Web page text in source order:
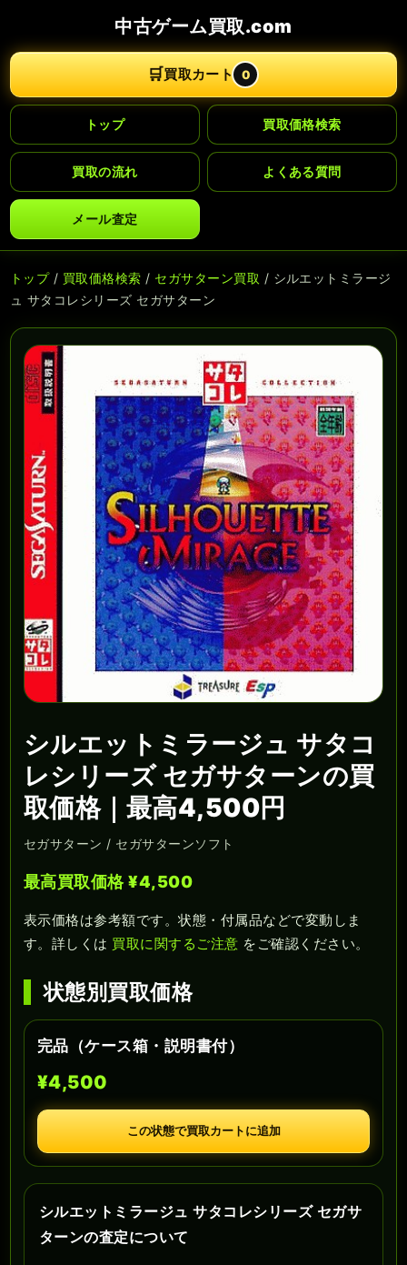
中古ゲーム買取.com
🛒買取カート 0
トップ 買取価格検索
買取の流れ よくある質問
メール査定
トップ/ 買取価格検索 / セガサターン買取 / シルエットミラージ
ュ サタコレシリーズ セガサターン
シルエットミラージュ サタコ
レシリーズ セガサターンの買
取価格｜最高4,500円
セガサターン / セガサターンソフト
最高買取価格 ¥4,500
表示価格は参考額です。状態・付属品などで変動しま
す。詳しくは 買取に関するご注意 をご確認ください。
状態別買取価格
完品（ケース箱・説明書付）
¥4,500
この状態で買取カートに追加
シルエットミラージュ サタコレシリーズ セガサ
ターンの査定について